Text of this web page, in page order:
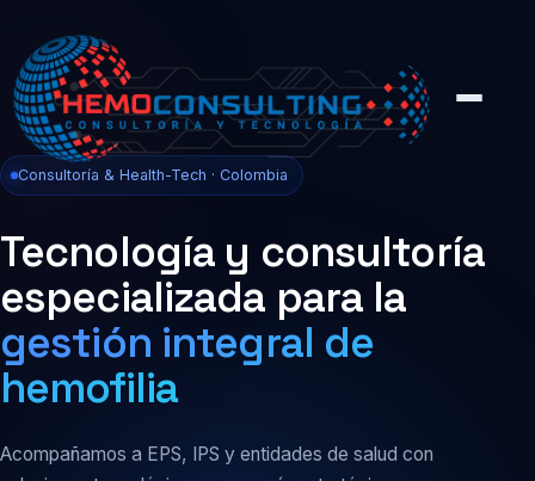
Consultoría & Health-Tech · Colombia
Tecnología y consultoría
especializada para la
gestión integral de
hemofilia
Acompañamos a EPS, IPS y entidades de salud con